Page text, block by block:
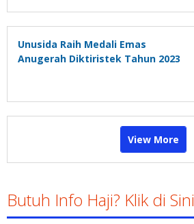
Unusida Raih Medali Emas
Anugerah Diktiristek Tahun 2023
View More
Butuh Info Haji? Klik di Sini